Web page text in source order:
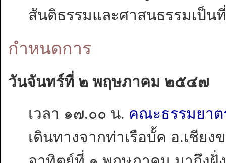
สันติธรรมและศาสนธรรมเป็น
กำหนดการ
วันจันทร์ที่ ๒ พฤษภาคม ๒๕๔๗
เวลา ๑๗.๐๐ น. คณะธรรมยาต
เดินทางจากท่าเรือบั้ค อ.เชียง